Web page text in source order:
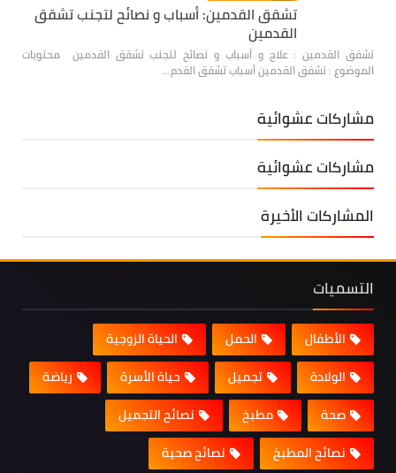
تشقق القدمين: أسباب و نصائح لتجنب تشقق
القدمين
تشقق القدمين : علاج و أسباب و نصائح لتجنب تشقق القدمين محتويات
الموضوع : تشقق القدمين أسباب تشقق القدم…
مشاركات عشوائية
مشاركات عشوائية
المشاركات الأخيرة
التسميات
الأطفال الحمل
الحياة الزوجية
الولادة
تجميل حياة الأسرة
رياضة
صحة
مطبخ
نصائح التجميل
نصائح المطبخ
نصائح صحية